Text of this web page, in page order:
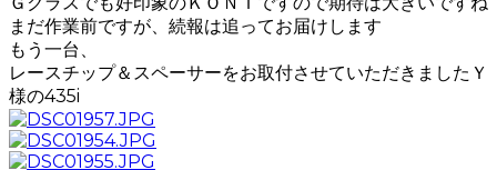
まだ作業前ですが、続報は追ってお届けします
もう一台、
レースチップ＆スペーサーをお取付させていただきましたＹ
様の435i